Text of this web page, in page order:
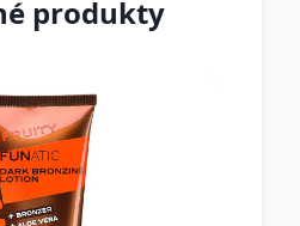
produkty